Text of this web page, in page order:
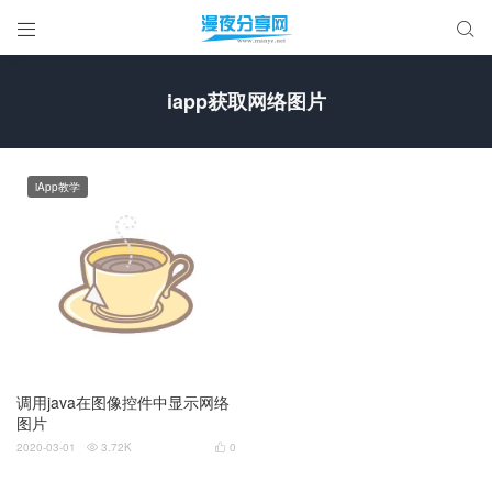
 
iapp获取网络图片
调用java在图像控件中显示网络
图片
iApp教学
 0
2020-03-01  3.72K